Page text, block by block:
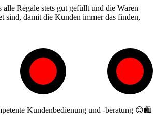
alle Regale stets gut gefüllt und die Waren
sind, damit die Kunden immer das finden,
Kundenbedienung und -beratung 😊🛍️